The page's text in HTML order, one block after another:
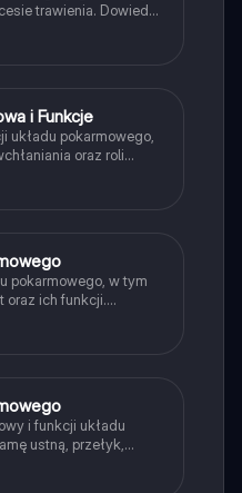
trawienia. Dowiedz
amylaza i lipaza,
cienkim, oraz jak
i Funkcje
układu pokarmowego,
oraz roli
się o mechanice
oraz kluczowych
pokarmowego, w tym
oraz ich funkcji.
opisy struktur,
wątroba i trzustka, z
i funkcji układu
ustną, przełyk,
elementy.
enzymach